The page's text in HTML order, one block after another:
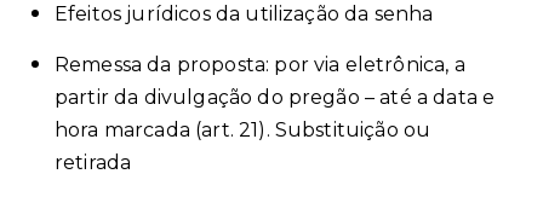
Efeitos jurídicos da utilização da senha
Remessa da proposta: por via eletrônica, a
partir da divulgação do pregão – até a data e
hora marcada (art. 21). Substituição ou
retirada